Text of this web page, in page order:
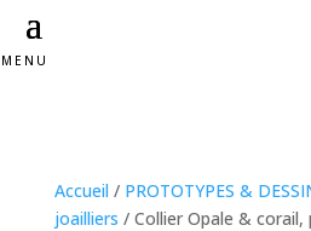
MENU
Accueil / PROTOTYPES &
joailliers / Collier Opale &